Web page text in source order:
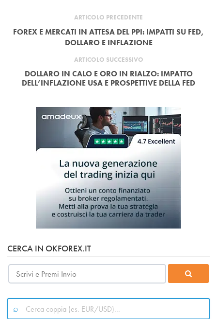
ARTICOLO PRECEDENTE
FOREX E MERCATI IN ATTESA DEL PPI: IMPATTI SU FED,
DOLLARO E INFLAZIONE
ARTICOLO SUCCESSIVO
DOLLARO IN CALO E ORO IN RIALZO: IMPATTO
DELL’INFLAZIONE USA E PROSPETTIVE DELLA FED
CERCA IN OKFOREX.IT